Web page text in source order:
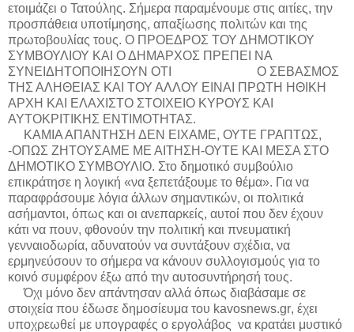
ετοιμάζει ο Τατούλης. Σήμερα παραμένουμε στις αιτίες, την
προσπάθεια υποτίμησης, απαξίωσης πολιτών και της
πρωτοβουλίας τους. Ο ΠΡΟΕΔΡΟΣ ΤΟΥ ΔΗΜΟΤΙΚΟΥ
ΣΥΜΒΟΥΛΙΟΥ ΚΑΙ Ο ΔΗΜΑΡΧΟΣ ΠΡΕΠΕΙ ΝΑ
ΣΥΝΕΙΔΗΤΟΠΟΙΗΣΟΥΝ ΟΤΙ
Ο ΣΕΒΑΣΜΟΣ
ΤΗΣ ΑΛΗΘΕΙΑΣ ΚΑΙ ΤΟΥ ΑΛΛΟΥ ΕΙΝΑΙ ΠΡΩΤΗ ΗΘΙΚΗ
ΑΡΧΗ ΚΑΙ ΕΛΑΧΙΣΤΟ ΣΤΟΙΧΕΙΟ ΚΥΡΟΥΣ ΚΑΙ
ΑΥΤΟΚΡΙΤΙΚΗΣ ΕΝΤΙΜΟΤΗΤΑΣ.
ΚΑΜΙΑ ΑΠΑΝΤΗΣΗ ΔΕΝ ΕΙΧΑΜΕ, ΟΥΤΕ ΓΡΑΠΤΩΣ,
-ΟΠΩΣ ΖΗΤΟΥΣΑΜΕ ΜΕ ΑΙΤΗΣΗ-ΟΥΤΕ ΚΑΙ ΜΕΣΑ ΣΤΟ
ΔΗΜΟΤΙΚΟ ΣΥΜΒΟΥΛΙΟ. Στο δημοτικό συμβούλιο
επικράτησε η λογική «να ξεπετάξουμε το θέμα». Για να
παραφράσουμε λόγια άλλων σημαντικών, οι πολιτικά
ασήμαντοι, όπως και οι ανεπαρκείς, αυτοί που δεν έχουν
κάτι να πουν, φθονούν την πολιτική και πνευματική
γενναιοδωρία, αδυνατούν να συντάξουν σχέδια, να
ερμηνεύσουν το σήμερα να κάνουν συλλογισμούς για το
κοινό συμφέρον έξω από την αυτοσυντήρησή τους.
Όχι μόνο δεν απάντησαν αλλά όπως διαβάσαμε σε
στοιχεία που έδωσε δημοσίευμα του kavosnews.gr, έχει
υποχρεωθεί με υπογραφές ο εργολάβος να κρατάει μυστικό